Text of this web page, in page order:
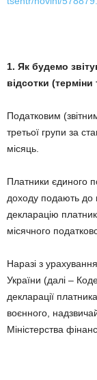
1. Як будемо
відсотки
Податковим
третьої групи за
місяць.
Платники єдиного
доходу подають до
декларацію
місячного
Наразі з
України (далі –
декларації
воєнного,
Міністерства